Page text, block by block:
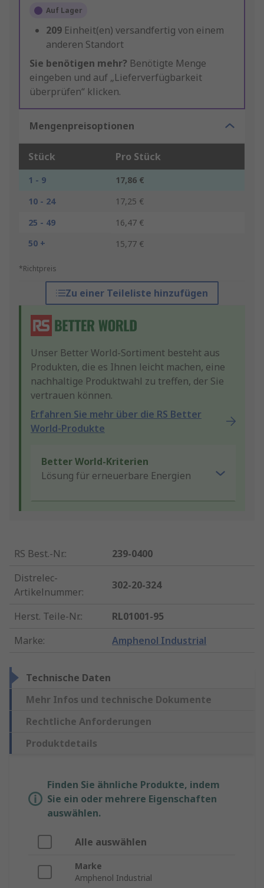
Auf Lager
209 Einheit(en) versandfertig von einem
anderen Standort
Sie benötigen mehr? Benötigte Menge
eingeben und auf „Lieferverfügbarkeit
überprüfen“ klicken.
Mengenpreisoptionen
Stück Pro Stück
1 - 9
17,86 €
10 - 24
17,25 €
25 - 49
16,47 €
50 +
15,77 €
*Richtpreis
Zu einer Teileliste hinzufügen
Unser Better World-Sortiment besteht aus
Produkten, die es Ihnen leicht machen, eine
nachhaltige Produktwahl zu treffen, der Sie
vertrauen können.
Erfahren Sie mehr über die RS Better
World-Produkte
Better World-Kriterien
Lösung für erneuerbare Energien
RS Best.-Nr.:
239-0400
Distrelec-
Artikelnummer:
302-20-324
Herst. Teile-Nr.:
RL01001-95
Marke: Amphenol Industrial
Technische Daten
Mehr Infos und technische Dokumente
Rechtliche Anforderungen
Produktdetails
Finden Sie ähnliche Produkte, indem
Sie ein oder mehrere Eigenschaften
auswählen.
Alle auswählen
Marke
Amphenol Industrial